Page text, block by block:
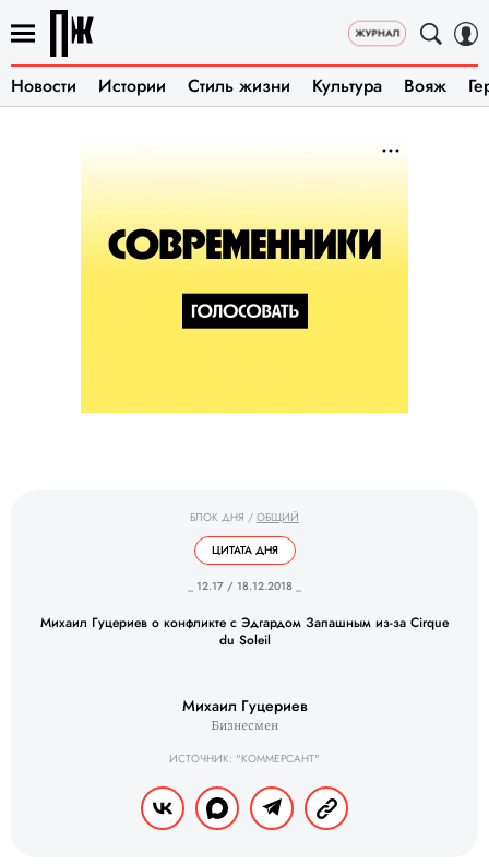
Новости Истории Стиль жизни Культура Вояж
БЛОК ДНЯ / ОБЩИЙ
ЦИТАТА ДНЯ
_ 12.17 / 18.12.2018 _
Михаил Гуцериев о конфликте с Эдгардом Запашным из-за Cirque
du Soleil
Михаил Гуцериев
Бизнесмен
ИСТОЧНИК: "КОММЕРСАНТ"